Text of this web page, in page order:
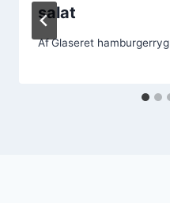
salat
AfGlaseret hamburgerryg